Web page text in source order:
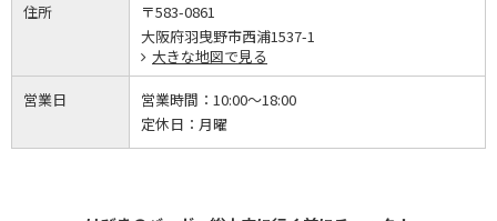
住所
〒583-0861
大阪府羽曳野市西浦1537-1
大きな地図で見る
営業日 営業時間： 10:00～18:00
定休日： 月曜